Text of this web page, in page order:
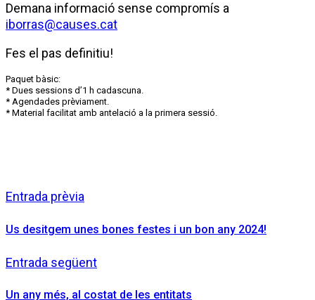
Demana informació sense compromís a
iborras@causes.cat
Fes el pas definitiu!
Paquet bàsic:
* Dues sessions d’1 h cadascuna.
* Agendades prèviament.
* Material facilitat amb antelació a la primera sessió.
Entrada prèvia
Us desitgem unes bones festes i un bon any 2024!
Entrada següent
Un any més, al costat de les entitats